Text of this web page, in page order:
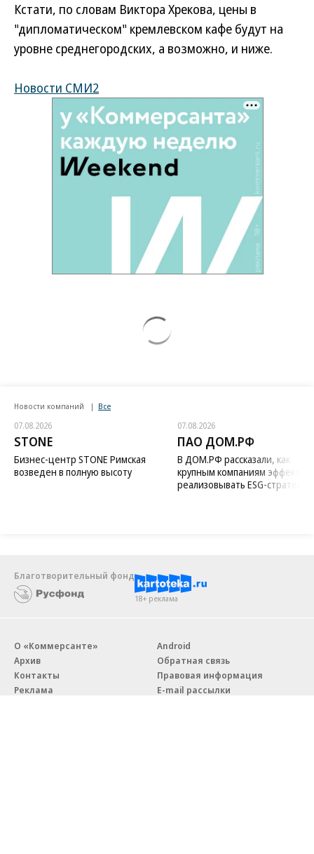
Кстати, по словам Виктора Хрекова, цены в
"дипломатическом" кремлевском кафе будут на
уровне среднегородских, а возможно, и ниже.
Новости СМИ2
Новости компаний Все
07.08.2026
STONE
Бизнес-центр STONE Римская
возведен в полную высоту
07.08.2026
ПАО ДОМ.РФ
В ДОМ.РФ рассказали, как
крупным компаниям
реализовывать ESG-стратегию
Благотворительный фонд
18+ реклама
О «Коммерсанте»
Архив
Контакты
Реклама
Android
Обратная связь
Правовая информация
E-mail рассылки